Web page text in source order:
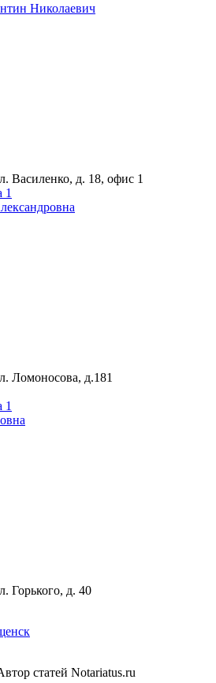
Николаевич
Василенко, д. 18, офис 1
Ломоносова, д.181
Горького, д. 40